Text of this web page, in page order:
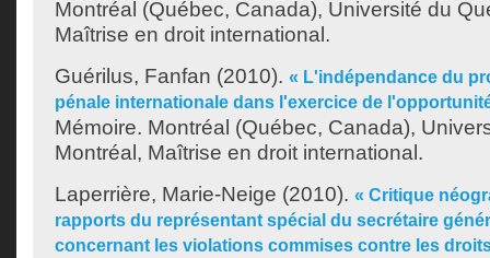
Montréal (Québec, Canada), Université du
Maîtrise en droit international.
Guérilus, Fanfan (2010). « L'indépendance du
pénale internationale dans l'exercice de
Mémoire. Montréal (Québec, Canada),
Montréal, Maîtrise en droit international.
Laperrière, Marie-Neige (2010). « Critique
rapports du représentant spécial du secrétaire
concernant les violations commises contre les